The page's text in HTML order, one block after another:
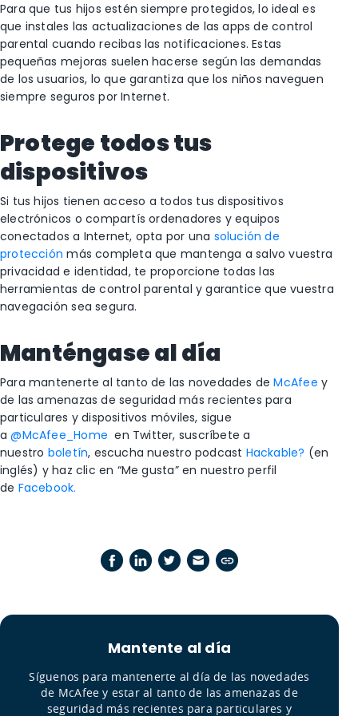
Para que tus hijos estén siempre protegidos, lo ideal es
que instales las actualizaciones de las apps de control
parental cuando recibas las notificaciones. Estas
pequeñas mejoras suelen hacerse según las demandas
de los usuarios, lo que garantiza que los niños naveguen
siempre seguros por Internet.
Protege todos tus
dispositivos
Si tus hijos tienen acceso a todos tus dispositivos
electrónicos o compartís ordenadores y equipos
conectados a Internet, opta por una solución de
protección más completa que mantenga a salvo vuestra
privacidad e identidad, te proporcione todas las
herramientas de control parental y garantice que vuestra
navegación sea segura.
Manténgase al día
Para mantenerte al tanto de las novedades deMcAfee y
de las amenazas de seguridad más recientes para
particulares y dispositivos móviles, sigue
a@McAfee_Home en Twitter, suscríbete a
nuestro boletín, escucha nuestro podcast Hackable? (en
inglés) y haz clic en “Me gusta” en nuestro perfil
de Facebook.
Mantente al día
Síguenos para mantenerte al día de las novedades
de McAfee y estar al tanto de las amenazas de
seguridad más recientes para particulares y